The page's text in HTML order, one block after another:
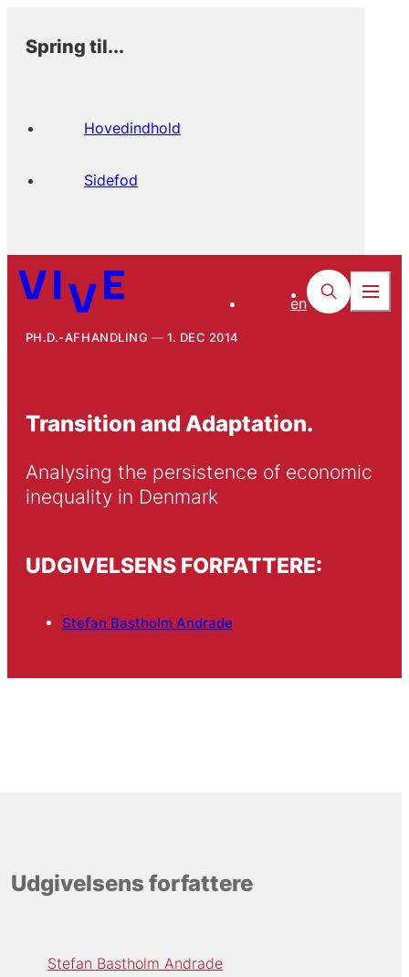
Spring til...
Hovedindhold
Sidefod
en
PH.D.-AFHANDLING 1. DEC 2014
Transition and Adaptation.
Analysing the persistence of economic
inequality in Denmark
UDGIVELSENS FORFATTERE:
Stefan Bastholm Andrade
Udgivelsens forfattere
Stefan Bastholm Andrade